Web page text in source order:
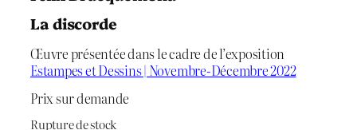
La discorde
Œuvre présentée dans le cadre de l’exposition
Estampes et Dessins | Novembre-Décembre 2022
Prix sur demande
Rupture de stock